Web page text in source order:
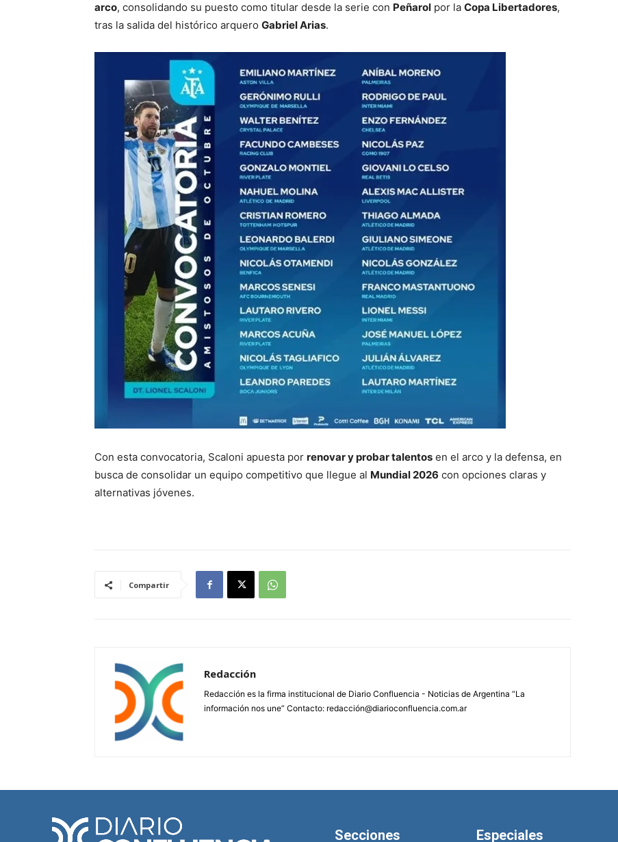
arco, consolidando su puesto como titular desde la serie con Peñarol por la Copa Libertadores,
tras la salida del histórico arquero Gabriel Arias.
Con esta convocatoria, Scaloni apuesta por renovar y probar talentos en el arco y la defensa, en
busca de consolidar un equipo competitivo que llegue al Mundial 2026 con opciones claras y
alternativas jóvenes.
Compartir
Redacción
Redacción es la firma institucional de Diario Confluencia - Noticias de Argentina “La
información nos une” Contacto: redacción@diarioconfluencia.com.ar
Secciones Especiales